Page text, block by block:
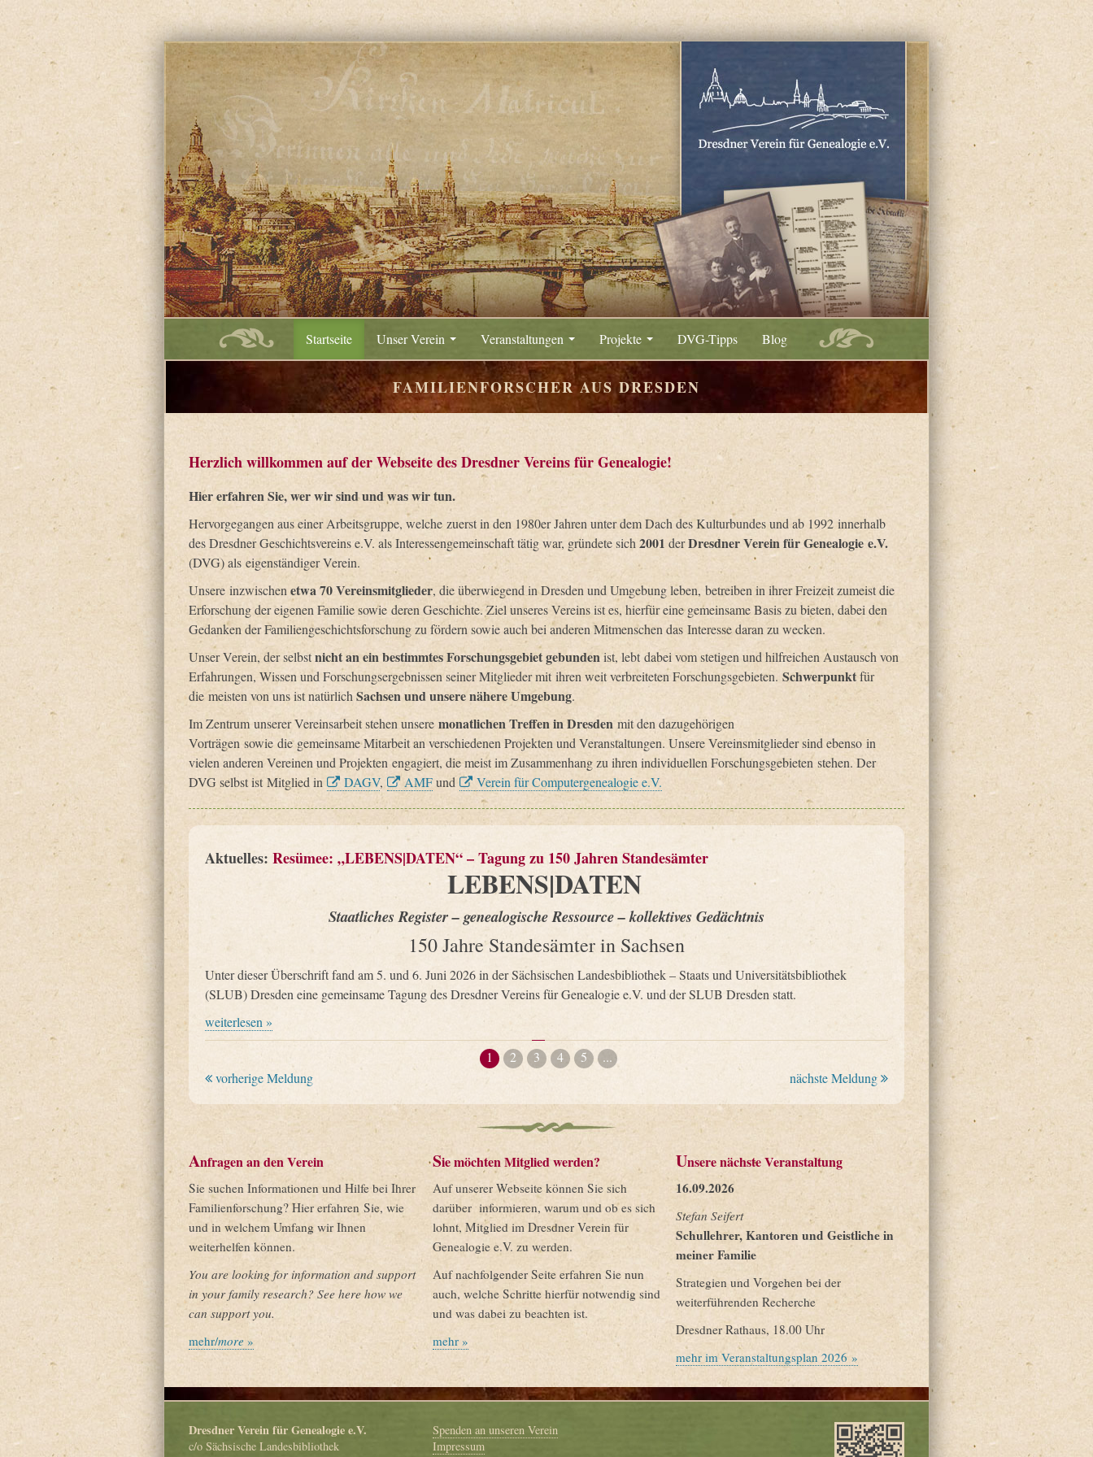
Startseite Unser Verein Veranstaltungen Projekte DVG-Tipps Blog
FAMILIENFORSCHER AUS DRESDEN
Herzlich willkommen auf der Webseite des Dresdner Vereins für Genealogie!
Hier erfahren Sie, wer wir sind und was wir tun.
Hervorgegangen aus einer Arbeitsgruppe, welche zuerst in den 1980er Jahren unter dem Dach des Kulturbundes und ab 1992 innerhalb
des Dresdner Geschichtsvereins e.V. als Interessengemeinschaft tätig war, gründete sich 2001 derDresdner Verein für Genealogie e.V.
(DVG) als eigenständiger Verein.
Unsere inzwischen etwa 70 Vereinsmitglieder, die überwiegend in Dresden und Umgebung leben, betreiben in ihrer Freizeit zumeist die
Erforschung der eigenen Familie sowie deren Geschichte. Ziel unseres Vereins ist es, hierfür eine gemeinsame Basis zu bieten, dabei den
Gedanken der Familiengeschichtsforschung zu fördern sowie auch bei anderen Mitmenschen das Interesse daran zu wecken.
Unser Verein, der selbstnicht an ein bestimmtes Forschungsgebiet gebundenist, lebt dabei vom stetigen und hilfreichen Austausch von
Erfahrungen, Wissen und Forschungsergebnissen seiner Mitglieder mit ihren weit verbreiteten Forschungsgebieten. Schwerpunktfür
die meisten von uns ist natürlich Sachsen und unsere nähere Umgebung.
Im Zentrum unserer Vereinsarbeit stehen unsere monatlichen Treffen in Dresden mit den dazugehörigen
Vorträgen sowie die gemeinsame Mitarbeit an verschiedenen Projekten und Veranstaltungen. Unsere Vereinsmitglieder sind ebenso in
vielen anderen Vereinen und Projekten engagiert, die meist im Zusammenhang zu ihren individuellen Forschungsgebieten stehen. Der
DVG selbst ist Mitglied in
DAGV, AMFund Verein für Computergenealogie e.V.
Aktuelles: Resümee: „LEBENS|DATEN“ – Tagung zu 150 Jahren Standesämter
LEBENS|DATEN
Staatliches Register – genealogische Ressource – kollektives Gedächtnis
150 Jahre Standesämter in Sachsen
Unter dieser Überschrift fand am 5. und 6. Juni 2026 in der Sächsischen Landesbibliothek – Staats und Universitätsbibliothek
(SLUB) Dresden eine gemeinsame Tagung des Dresdner Vereins für Genealogie e.V. und der SLUB Dresden statt.
weiterlesen »
1 2 3 4 5
...
vorherige Meldung
nächste Meldung
Anfragen an den Verein
Sie suchen Informationen und Hilfe bei Ihrer
Familienforschung? Hier erfahren Sie, wie
und in welchem Umfang wir Ihnen
weiterhelfen können.
You are looking for information and support
in your family research? See here how we
can support you.
mehr/more »
Sie möchten Mitglied werden?
Auf unserer Webseite können Sie sich
darüber informieren, warum und ob es sich
lohnt, Mitglied im Dresdner Verein für
Genealogie e.V. zu werden.
Auf nachfolgender Seite erfahren Sie nun
auch, welche Schritte hierfür notwendig sind
und was dabei zu beachten ist.
mehr »
Unsere nächste Veranstaltung
16.09.2026
Stefan Seifert
Schullehrer, Kantoren und Geistliche in
meiner Familie
Strategien und Vorgehen bei der
weiterführenden Recherche
Dresdner Rathaus, 18.00 Uhr
mehr im Veranstaltungsplan 2026 »
Dresdner Verein für Genealogie e.V.
c/o Sächsische Landesbibliothek
Spenden an unseren Verein
Impressum